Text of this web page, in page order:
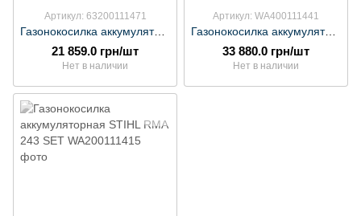
Артикул: 63200111471
Газонокосилка аккумуляторная STIHL RMA 239 SET
21 859.0 грн/шт
Нет в наличии
Артикул: WA400111441
Газонокосилка аккумуляторная STIHL RMA 443 V SET
33 880.0 грн/шт
Нет в наличии